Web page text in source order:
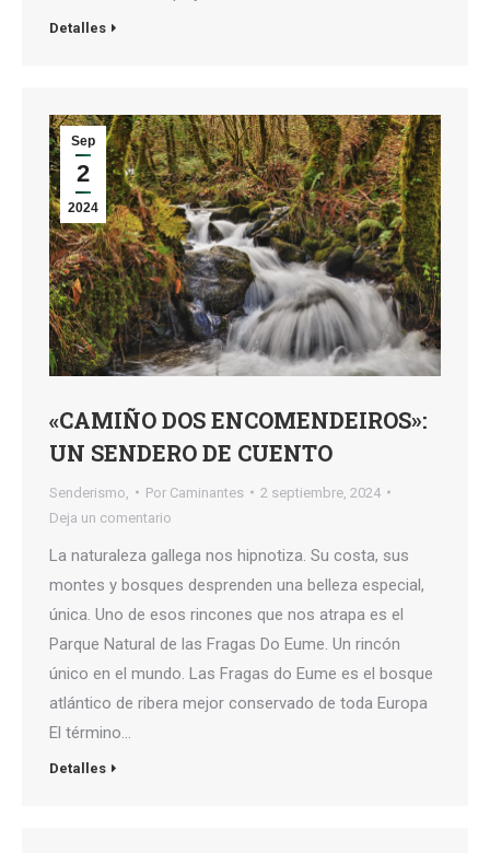
Detalles
Sep
2
2024
«CAMIÑO DOS ENCOMENDEIROS»:
UN SENDERO DE CUENTO
Senderismo, Por Caminantes
2 septiembre, 2024
Deja un comentario
La naturaleza gallega nos hipnotiza. Su costa, sus
montes y bosques desprenden una belleza especial,
única. Uno de esos rincones que nos atrapa es el
Parque Natural de las Fragas Do Eume. Un rincón
único en el mundo. Las Fragas do Eume es el bosque
atlántico de ribera mejor conservado de toda Europa
El término…
Detalles